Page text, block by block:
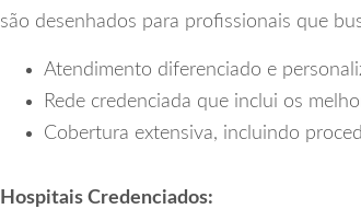
são desenhados para profissionais que
Atendimento diferenciado e
Rede credenciada que inclui os
Cobertura extensiva, incluindo
Hospitais Credenciados: